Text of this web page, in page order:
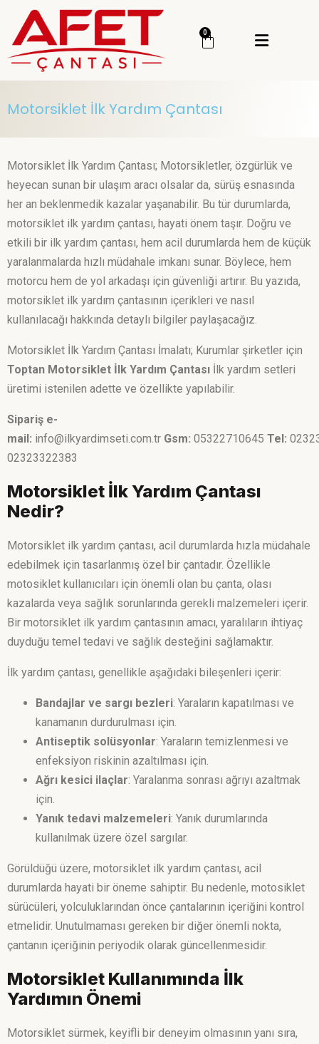
0
Motorsiklet İlk Yardım Çantası
Motorsiklet İlk Yardım Çantası; Motorsikletler, özgürlük ve
heyecan sunan bir ulaşım aracı olsalar da, sürüş esnasında
her an beklenmedik kazalar yaşanabilir. Bu tür durumlarda,
motorsiklet ilk yardım çantası, hayati önem taşır. Doğru ve
etkili bir ilk yardım çantası, hem acil durumlarda hem de küçük
yaralanmalarda hızlı müdahale imkanı sunar. Böylece, hem
motorcu hem de yol arkadaşı için güvenliği artırır. Bu yazıda,
motorsiklet ilk yardım çantasının içerikleri ve nasıl
kullanılacağı hakkında detaylı bilgiler paylaşacağız.
Motorsiklet İlk Yardım Çantası İmalatı; Kurumlar şirketler için
Toptan Motorsiklet İlk Yardım Çantası İlk yardım setleri
üretimi istenilen adette ve özellikte yapılabilir.
Sipariş e-
mail: info@ilkyardimseti.com.tr Gsm: 05322710645 Tel:
02323322383
Motorsiklet İlk Yardım Çantası
Nedir?
Motorsiklet ilk yardım çantası, acil durumlarda hızla müdahale
edebilmek için tasarlanmış özel bir çantadır. Özellikle
motosiklet kullanıcıları için önemli olan bu çanta, olası
kazalarda veya sağlık sorunlarında gerekli malzemeleri içerir.
Bir motorsiklet ilk yardım çantasının amacı, yaralıların ihtiyaç
duyduğu temel tedavi ve sağlık desteğini sağlamaktır.
İlk yardım çantası, genellikle aşağıdaki bileşenleri içerir:
Bandajlar ve sargı bezleri: Yaraların kapatılması ve
kanamanın durdurulması için.
Antiseptik solüsyonlar: Yaraların temizlenmesi ve
enfeksiyon riskinin azaltılması için.
Ağrı kesici ilaçlar: Yaralanma sonrası ağrıyı azaltmak
için.
Yanık tedavi malzemeleri: Yanık durumlarında
kullanılmak üzere özel sargılar.
Görüldüğü üzere, motorsiklet ilk yardım çantası, acil
durumlarda hayati bir öneme sahiptir. Bu nedenle, motosiklet
sürücüleri, yolculuklarından önce çantalarının içeriğini kontrol
etmelidir. Unutulmaması gereken bir diğer önemli nokta,
çantanın içeriğinin periyodik olarak güncellenmesidir.
Motorsiklet Kullanımında İlk
Yardımın Önemi
Motorsiklet sürmek, keyifli bir deneyim olmasının yanı sıra,
Menü
Giriş Yap
Kategoriler Menü
Deprem Çantası
Deprem Malzemesi
İlk Yardım Çantası
Okul Deprem Çantası
Toptan Deprem Çantası